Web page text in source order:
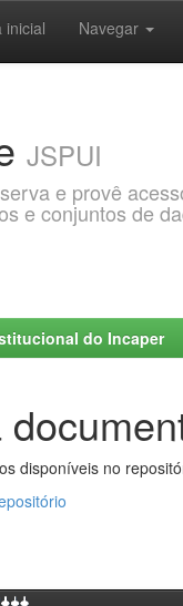
Navegar
JSPUI
e provê
e conjuntos de
do Incaper
disponíveis no